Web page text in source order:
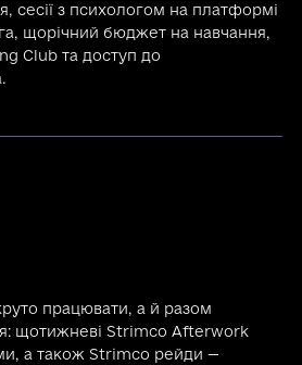
сесії з психологом на платформі
щорічний бюджет на навчання,
Club та доступ до
працювати, а й разом
щотижневі Strimco Afterwork
а також Strimco рейди —